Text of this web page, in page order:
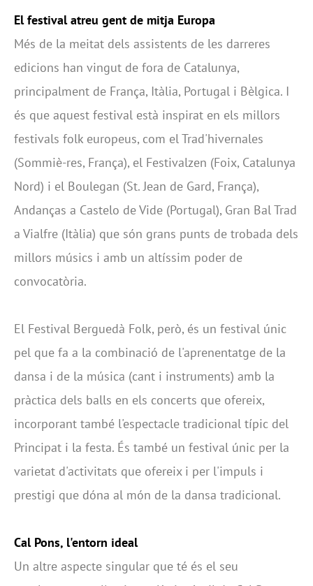
El festival atreu gent de mitja Europa
Més de la meitat dels assistents de les darreres
edicions han vingut de fora de Catalunya,
principalment de França, Itàlia, Portugal i Bèlgica. I
és que aquest festival està inspirat en els millors
festivals folk europeus, com el Trad'hivernales
(Sommiè-res, França), el Festivalzen (Foix, Catalunya
Nord) i el Boulegan (St. Jean de Gard, França),
Andanças a Castelo de Vide (Portugal), Gran Bal Trad
a Vialfre (Itàlia) que són grans punts de trobada dels
millors músics i amb un altíssim poder de
convocatòria.
El Festival Berguedà Folk, però, és un festival únic
pel que fa a la combinació de l'aprenentatge de la
dansa i de la música (cant i instruments) amb la
pràctica dels balls en els concerts que ofereix,
incorporant també l'espectacle tradicional típic del
Principat i la festa. És també un festival únic per la
varietat d'activitats que ofereix i per l'impuls i
prestigi que dóna al món de la dansa tradicional.
Cal Pons, l'entorn ideal
Un altre aspecte singular que té és el seu